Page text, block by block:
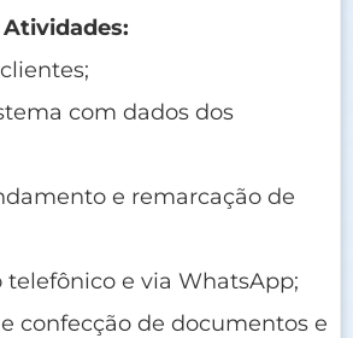
com dados dos
e remarcação de
e via WhatsApp;
confecção de documentos e